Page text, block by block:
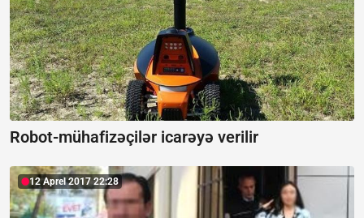
Robot-mühafizəçilər icarəyə verilir
12 Aprel 2017 22:28